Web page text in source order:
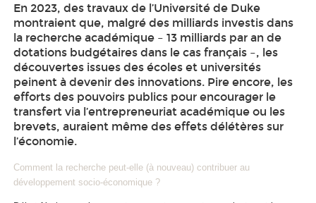
En 2023, des travaux de l’Université de Duke
montraient que, malgré des milliards investis dans
la recherche académique – 13 milliards par an de
dotations budgétaires dans le cas français –, les
découvertes issues des écoles et universités
peinent à devenir des innovations. Pire encore, les
efforts des pouvoirs publics pour encourager le
transfert via l’entrepreneuriat académique ou les
brevets, auraient même des effets délétères sur
l’économie.
Comment la recherche peut-elle (à nouveau) contribuer au
développement socio-économique ?